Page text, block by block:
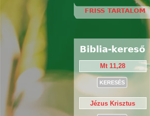
FRISS TARTALOM
Biblia-kereső